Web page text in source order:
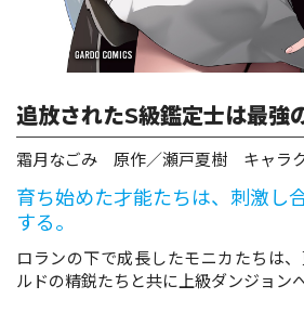
コミッククリエ
追放されたS級鑑定士は最強
霜月なごみ 原作／瀬戸夏樹 キャラ
育ち始めた才能たちは、刺激し
する。
ロランの下で成長したモニカたちは
ルドの精鋭たちと共に上級ダンジョン